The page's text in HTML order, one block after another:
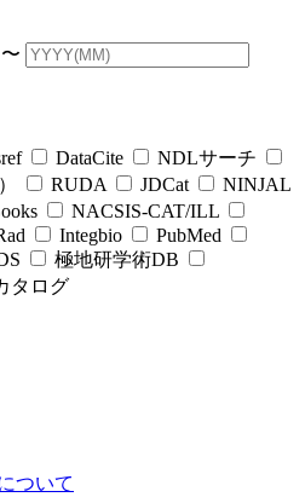
〜
DataCite
NDLサーチ
RUDA JDCat
NINJAL
NACSIS-CAT/ILL
Integbio
PubMed
極地研学術DB
タログ
ついて